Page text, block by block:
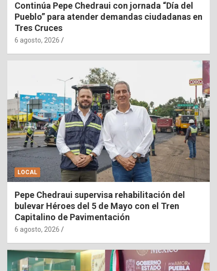
Continúa Pepe Chedraui con jornada “Día del
Pueblo” para atender demandas ciudadanas en
Tres Cruces
6 agosto, 2026
LOCAL
Pepe Chedraui supervisa rehabilitación del
bulevar Héroes del 5 de Mayo con el Tren
Capitalino de Pavimentación
6 agosto, 2026